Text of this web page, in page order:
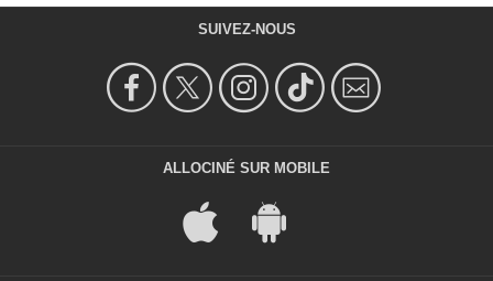
SUIVEZ-NOUS
ALLOCINÉ SUR MOBILE